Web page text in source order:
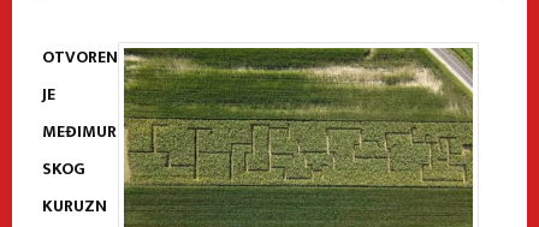
OTVOREN
JE
MEĐIMUR
SKOG
KURUZN